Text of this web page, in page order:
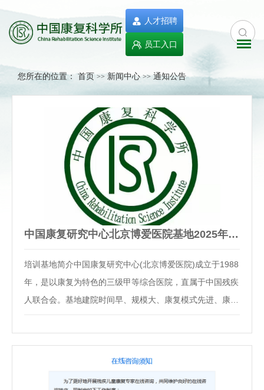
人才招聘
员工入口
您所在的位置： 首页 >> 新闻中心 >> 通知公告
中国康复研究中心北京博爱医院基地2025年北京市住院医师规范…
培训基地简介中国康复研究中心(北京博爱医院)成立于1988
年，是以康复为特色的三级甲等综合医院，直属于中国残疾
人联合会。基地建院时间早、规模大、康复模式先进、康复
教育、科研、工程、信息、社会服务于一体的大型现代化综